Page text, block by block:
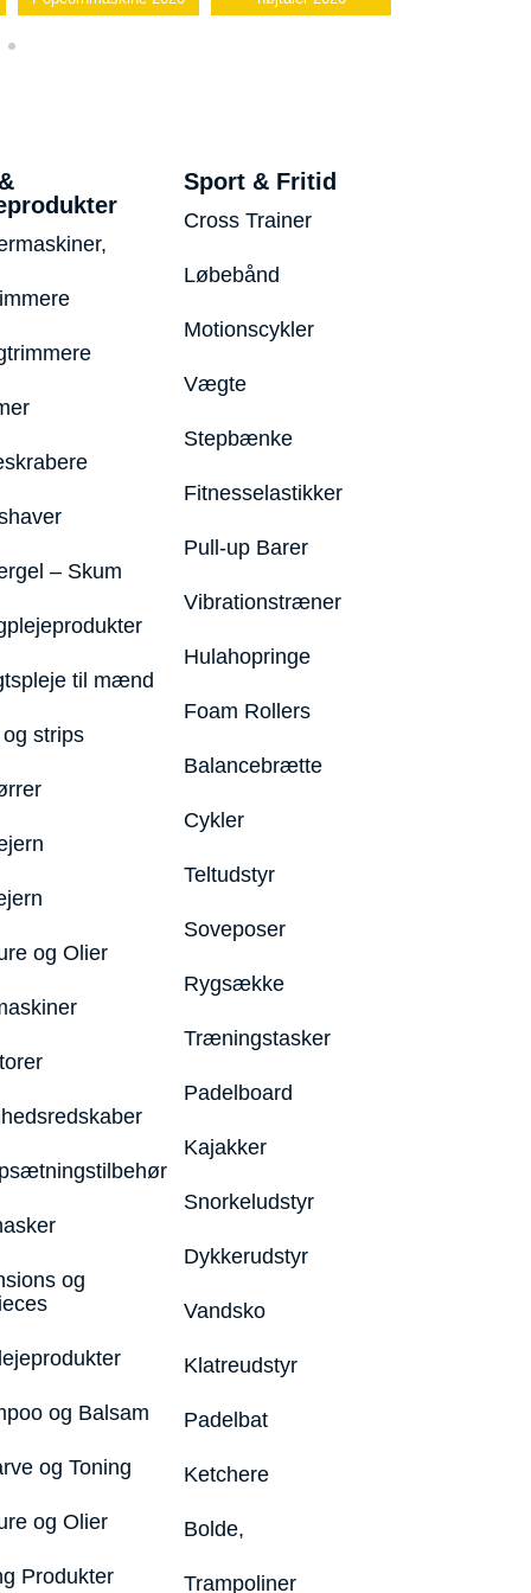
– Skum
til mænd
strips
og Olier
og
og Balsam
og Toning
og Olier
Produkter
Sport & Fritid
Cross Trainer
Løbebånd
Motionscykler
Vægte
Stepbænke
Fitnesselastikker
Pull-up Barer
Vibrationstræner
Hulahopringe
Foam Rollers
Balancebrætte
Cykler
Teltudstyr
Soveposer
Rygsække
Træningstasker
Padelboard
Kajakker
Snorkeludstyr
Dykkerudstyr
Vandsko
Klatreudstyr
Padelbat
Ketchere
Bolde,
Trampoliner